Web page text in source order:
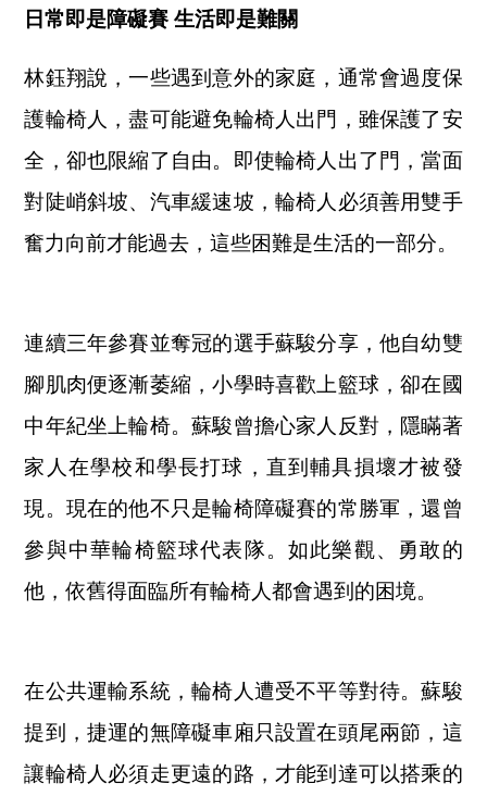
日常即是障礙賽 生活即是難關
林鈺翔說，一些遇到意外的家庭，通常會過度保
護輪椅人，盡可能避免輪椅人出門，雖保護了安
全，卻也限縮了自由。即使輪椅人出了門，當面
對陡峭斜坡、汽車緩速坡，輪椅人必須善用雙手
奮力向前才能過去，這些困難是生活的一部分。
連續三年參賽並奪冠的選手蘇駿分享，他自幼雙
腳肌肉便逐漸萎縮，小學時喜歡上籃球，卻在國
中年紀坐上輪椅。蘇駿曾擔心家人反對，隱瞞著
家人在學校和學長打球，直到輔具損壞才被發
現。現在的他不只是輪椅障礙賽的常勝軍，還曾
參與中華輪椅籃球代表隊。如此樂觀、勇敢的
他，依舊得面臨所有輪椅人都會遇到的困境。
在公共運輸系統，輪椅人遭受不平等對待。蘇駿
提到，捷運的無障礙車廂只設置在頭尾兩節，這
讓輪椅人必須走更遠的路，才能到達可以搭乘的